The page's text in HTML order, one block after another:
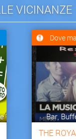
VICINANZE
Dove
Bar,
THE